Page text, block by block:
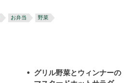
お弁当 野菜
グリル野菜とウィンナーの